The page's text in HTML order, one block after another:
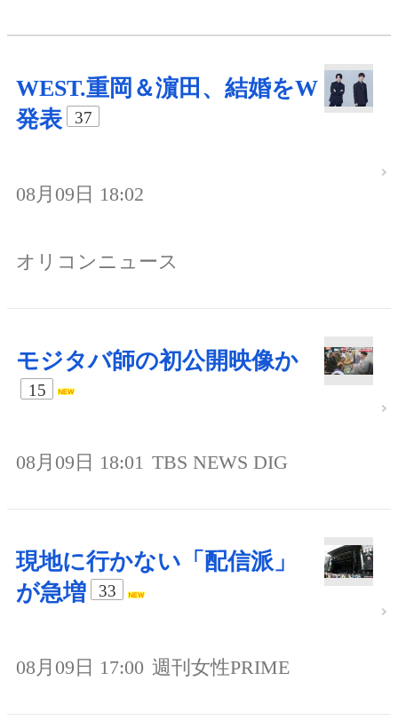
WEST.重岡＆濵田、結婚をW
発表
37
08月09日 18:02
オリコンニュース
モジタバ師の初公開映像か
15
08月09日 18:01 TBS NEWS DIG
現地に行かない「配信派」
が急増
33
08月09日 17:00 週刊女性PRIME